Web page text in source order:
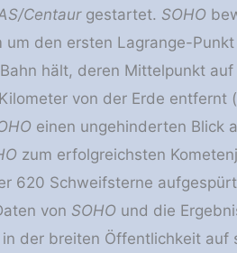
Centaurgestartet. SOHO
den ersten Lagrange-
hält, deren Mittelpunkt
von der Erde entfernt
einen ungehinderten Blick
zum erfolgreichsten
620 Schweifsterne
von SOHO und die
der breiten Öffentlichkeit auf